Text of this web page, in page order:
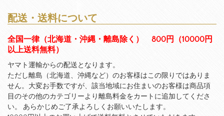
配送・送料について
全国一律（北海道・沖縄・離島除く） 800円（10000円
以上送料無料）
ヤマト運輸からの配送となります。
ただし離島（北海道、沖縄など）のお客様はこの限りではありま
せん。大変お手数ですが、該当地域にお住まいのお客様は商品項
目のその他のカテゴリーより離島料金をカートに追加してくださ
い。 あらかじめご了承よろしくお願いいたします。